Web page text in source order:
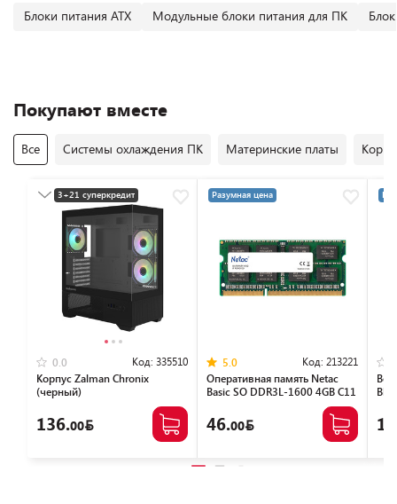
Блоки питания ATX Модульные блоки питания для ПК
Покупают вместе
Все Системы охлаждения ПК Материнские платы
3+21 суперкредит
Разумная цена
0.0 Код: 335510
Корпус Zalman Chronix
(черный)
136.00
Разумная цена
5.0 Код: 213221
Оперативная память Netac
Basic SO DDR3L-1600 4GB C11
46.00